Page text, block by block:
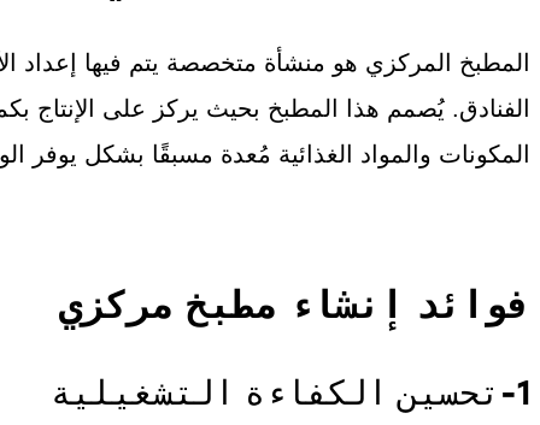
المطبخ المركزي هو منشأة متخصصة يتم فيها إعداد
الفنادق. يُصمم هذا المطبخ بحيث يركز على
المكونات والمواد الغذائية مُعدة مسبقًا بشكل يوفر
فوائد إنشاء مطبخ مركزي
1-تحسين الكفاءة التشغيلية